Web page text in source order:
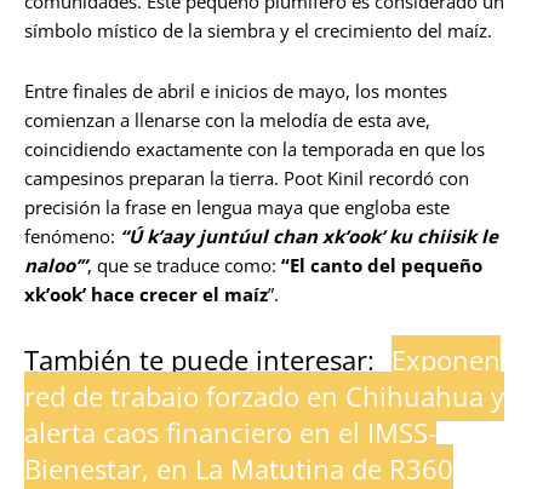
símbolo místico de la siembra y el crecimiento del maíz.
Entre finales de abril e inicios de mayo, los montes
comienzan a llenarse con la melodía de esta ave,
coincidiendo exactamente con la temporada en que los
campesinos preparan la tierra. Poot Kinil recordó con
precisión la frase en lengua maya que engloba este
fenómeno: “Ú k’aay juntúul chan xk’ook’ ku chiisik le
naloo’”, que se traduce como: “El canto del pequeño
xk’ook’ hace crecer el maíz”.
También te puede interesar: Exponen
red de trabajo forzado en Chihuahua y
alerta caos financiero en el IMSS-
Bienestar, en La Matutina de R360